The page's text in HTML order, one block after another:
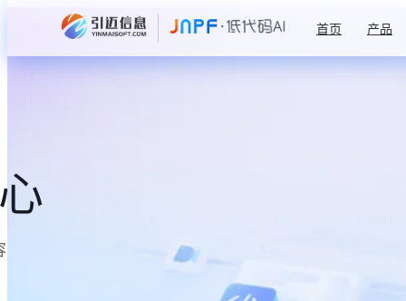
首页 产品